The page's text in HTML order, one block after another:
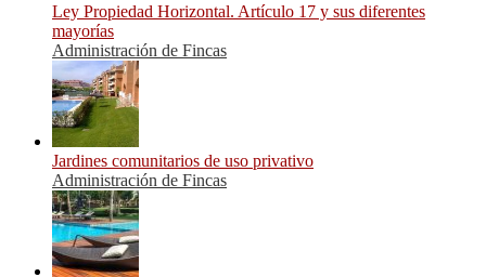
Ley Propiedad Horizontal. Artículo 17 y sus diferentes
mayorías
Administración de Fincas
Jardines comunitarios de uso privativo
Administración de Fincas